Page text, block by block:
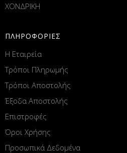
ΧΟΝΔΡΙΚΗ
ΠΛΗΡΟΦΟΡΙΕΣ
Η Εταιρεία
Τρόποι Πληρωμής
Τρόποι Αποστολής
Έξοδα Αποστολής
Επιστροφές
Όροι Χρήσης
Προσωπικά Δεδομένα